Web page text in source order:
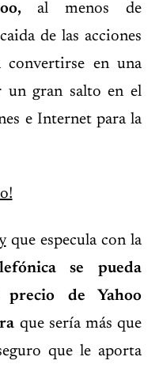
al menos de
de las acciones
convertirse en una
un gran salto en el
e Internet para la
que especula con la
se pueda
de Yahoo
que sería más que
que le aporta